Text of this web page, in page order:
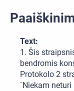
Text:
1. Šis
bendromis
Protokolo 2
`Niekam